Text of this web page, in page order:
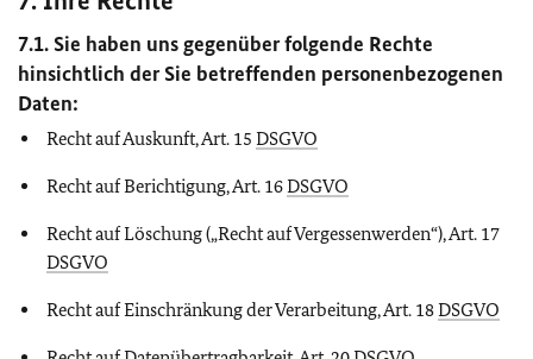
7.1. Sie haben uns gegenüber folgende Rechte
hinsichtlich der Sie betreffenden personenbezogenen
Daten:
Recht auf Auskunft, Art. 15 DSGVO
Recht auf Berichtigung, Art. 16DSGVO
Recht auf Löschung („Recht auf Vergessenwerden“), Art. 17
DSGVO
Recht auf Einschränkung der Verarbeitung, Art. 18DSGVO